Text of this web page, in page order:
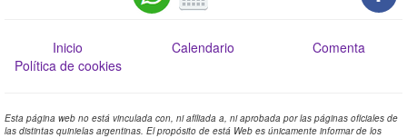
Inicio Calendario
Comenta
Política de cookies
Esta página web no está vinculada con, ni afiliada a, ni aprobada por las páginas oficiales de
las distintas quinielas argentinas. El propósito de está Web es únicamente informar de los